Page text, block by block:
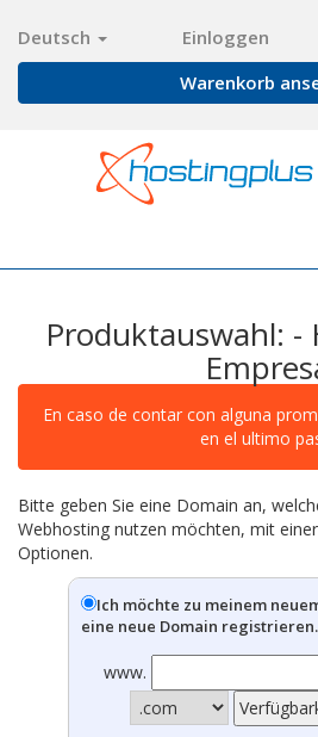
Deutsch Einloggen
Warenkorb
Produktauswahl: -
En caso de contar con alguna
en el ultimo
Bitte geben Sie eine Domain an,
Webhosting nutzen möchten, mit
Optionen.
Ich möchte zu meinem
eine neue Domain registrieren.
www.